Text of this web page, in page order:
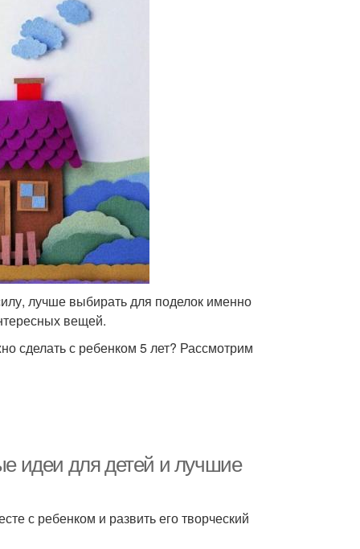
лучше выбирать для поделок именно
вещей.
сделать с ребенком 5 лет? Рассмотрим
идеи для детей и лучшие
с ребенком и развить его творческий